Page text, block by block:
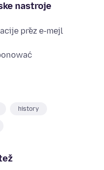
nastroje
přez e-mejl
history